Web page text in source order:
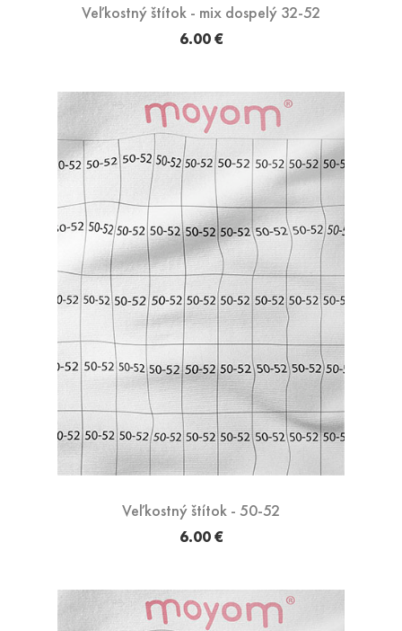
Veľkostný štítok - mix dospelý 32-52
6.00 €
Veľkostný štítok - 50-52
6.00 €